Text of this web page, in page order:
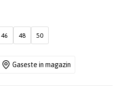
46 48 50
Gaseste in magazin